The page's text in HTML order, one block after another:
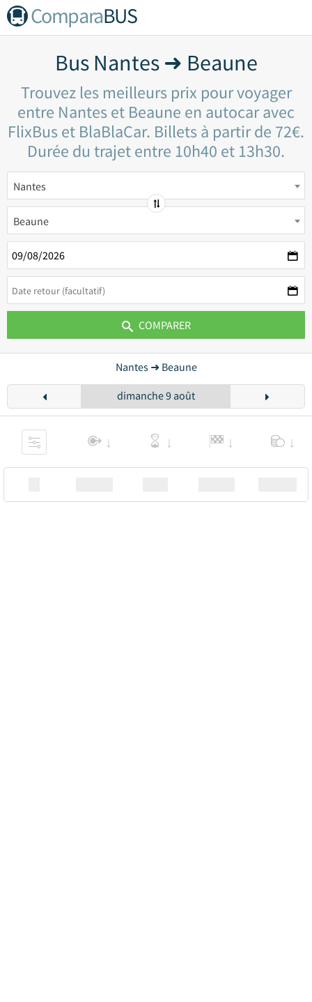
ComparaBUS
Bus Nantes ➜ Beaune
Trouvez les meilleurs prix pour voyager
entre Nantes et Beaune en autocar avec
FlixBus et BlaBlaCar. Billets à partir de 72€.
Durée du trajet entre 10h40 et 13h30.
Nantes
Beaune
COMPARER
Nantes ➜ Beaune
dimanche 9 août